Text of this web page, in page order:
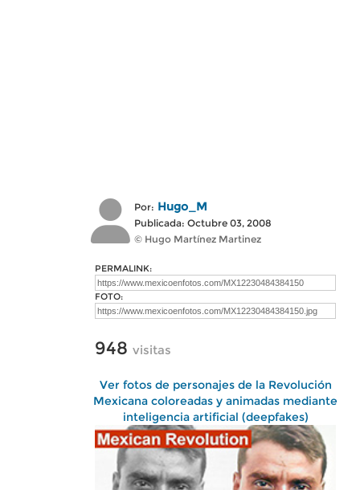
Por: Hugo_M
Publicada: Octubre 03, 2008
© Hugo Martínez Martinez
PERMALINK:
FOTO:
948 visitas
Ver fotos de personajes de la Revolución
Mexicana coloreadas y animadas mediante
inteligencia artificial (deepfakes)